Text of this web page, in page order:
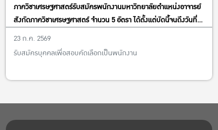
ภาควิชาเศรษฐศาสตร์รับสมัครพนักงานมหาวิทยาลัยตำแหน่งอาจารย์
สังกัดภาควิชาเศรษฐศาสตร์ จำนวน 5 อัตรา ได้ตั้งแต่บัดนี้จนถึงวันที่
13 พฤศจิกายน พ.ศ. 2569
23 ก.ค. 2569
รับสมัครบุคคลเพื่อสอบคัดเลือกเป็นพนักงาน